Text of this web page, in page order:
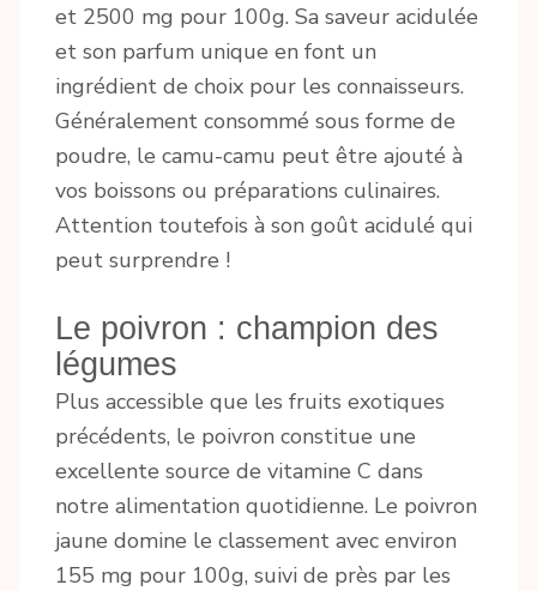
et 2500 mg pour 100g. Sa saveur acidulée
et son parfum unique en font un
ingrédient de choix pour les connaisseurs.
Généralement consommé sous forme de
poudre, le camu-camu peut être ajouté à
vos boissons ou préparations culinaires.
Attention toutefois à son goût acidulé qui
peut surprendre !
Le poivron : champion des
légumes
Plus accessible que les fruits exotiques
précédents, le poivron constitue une
excellente source de vitamine C dans
notre alimentation quotidienne. Le poivron
jaune domine le classement avec environ
155 mg pour 100g, suivi de près par les